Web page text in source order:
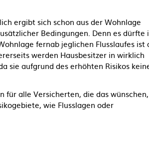
ergibt sich schon aus der Wohnlage
Bedingungen. Denn es dürfte
fernab jeglichen Flusslaufes ist
werden Hausbesitzer in wirklich
sie aufgrund des erhöhten Risikos
für alle Versicherten, die das wünschen,
wie Flusslagen oder